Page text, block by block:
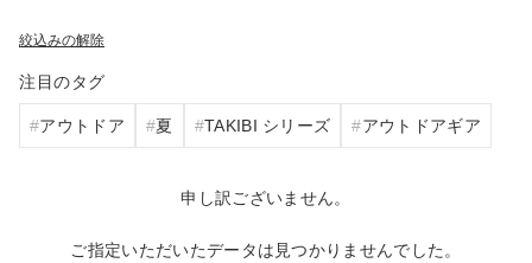
絞込みの解除
注目のタグ
アウトドア 夏 TAKIBI シリーズ アウトドアギア
申し訳ございません。
ご指定いただいたデータは見つかりませんでした。